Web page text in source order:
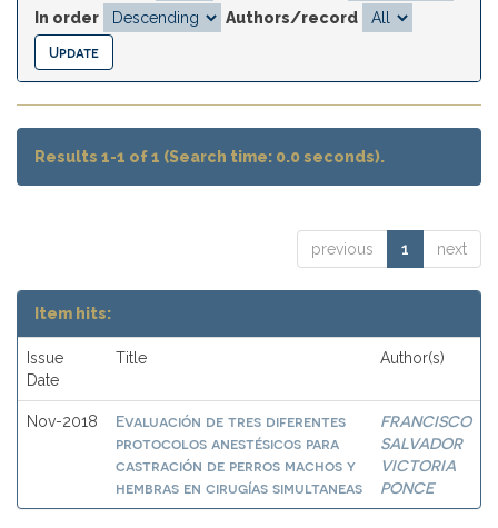
In order
Authors/record
Results 1-1 of 1 (Search time: 0.0 seconds).
previous 1 next
Item hits:
Issue
Date
Title Author(s)
Nov-2018
Evaluación de tres diferentes
protocolos anestésicos para
castración de perros machos y
hembras en cirugías simultaneas
FRANCISCO
SALVADOR
VICTORIA
PONCE